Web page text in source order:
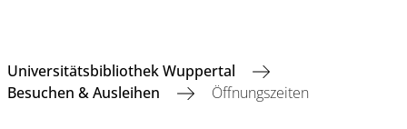
Universitätsbibliothek Wuppertal
Besuchen & Ausleihen
Öffnungszeiten